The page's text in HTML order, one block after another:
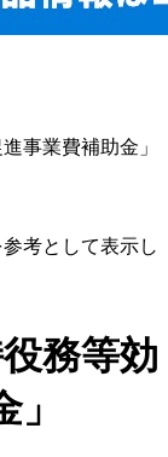
事業費補助金」
考として表示し
務等効